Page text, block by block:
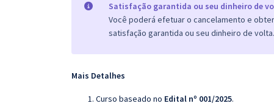
Satisfação garantida ou seu dinheiro de
Você poderá efetuar o cancelamento e
satisfação garantida ou seu dinheiro de volta.
Mais Detalhes
Curso baseado no Edital nº 001/2025.